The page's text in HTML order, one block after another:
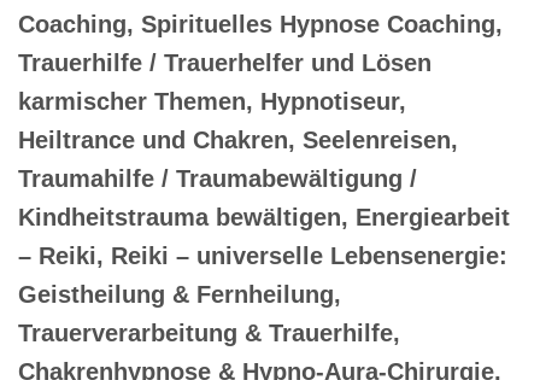
Coaching, Spirituelles Hypnose Coaching,
Trauerhilfe / Trauerhelfer und Lösen
karmischer Themen, Hypnotiseur,
Heiltrance und Chakren, Seelenreisen,
Traumahilfe / Traumabewältigung /
Kindheitstrauma bewältigen, Energiearbeit
– Reiki, Reiki – universelle Lebensenergie:
Geistheilung & Fernheilung,
Trauerverarbeitung & Trauerhilfe,
Chakrenhypnose & Hypno-Aura-Chirurgie,